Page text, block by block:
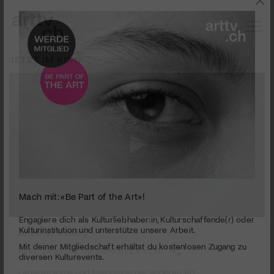
JETZT IM KINO
seconds
minute,
Another Reality
PUBLIZIERT AM 30. NOVEMBER 2020
Engagiere dich als Kulturliebhaber:in, Kulturschaffende(r) oder
Kulturinstitution und unterstütze unsere Arbeit.
Mit deiner Mitgliedschaft erhältst du kostenlosen Zugang zu